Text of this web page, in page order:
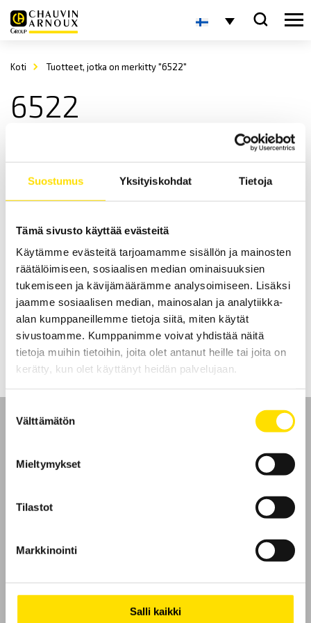
Suostumus Yksityiskohdat Tietoja
Tämä sivusto käyttää evästeitä
Käytämme evästeitä tarjoamamme sisällön ja mainosten
räätälöimiseen, sosiaalisen median ominaisuuksien
tukemiseen ja kävijämäärämme analysoimiseen. Lisäksi
jaamme sosiaalisen median, mainosalan ja analytiikka-
alan kumppaneillemme tietoja siitä, miten käytät
sivustoamme. Kumppanimme voivat yhdistää näitä
tietoja muihin tietoihin, joita olet antanut heille tai joita on
kerätty, kun olet käyttänyt heidän palvelujaan.
valinta
Välttämätön
Mieltymykset
Tilastot
Markkinointi
Salli kaikki
Koti Tuotteet, jotka on merkitty "6522"
6522
CA6522, CA6524 & CA6526, 50…1000 V
Eristysvastustesterit
CAT IV 600 V kuuluvat, turvalliset 1000 V:n eristysvastustesterit
graafisella digitaalinäytöllä.
LUE LISÄÄ
GDPR
Evästeet